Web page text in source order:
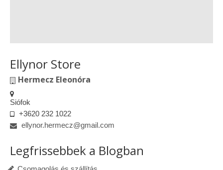
Ellynor Store
Hermecz Eleonóra
Siófok
+3620 232 1022
ellynor.hermecz@gmail.com
Legfrissebbek a Blogban